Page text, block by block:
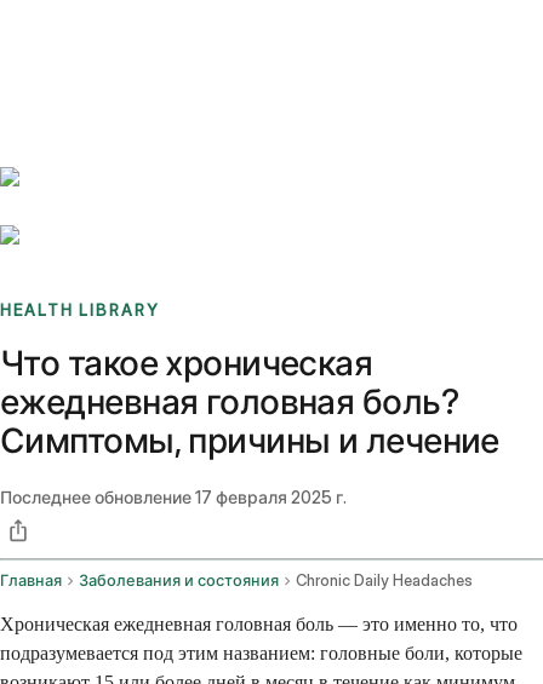
HEALTH LIBRARY
Что такое хроническая
ежедневная головная боль?
Симптомы, причины и лечение
Последнее обновление17 февраля 2025 г.
Главная Заболевания и состояния Chronic Daily Headaches
Хроническая ежедневная головная боль — это именно то, что
подразумевается под этим названием: головные боли, которые